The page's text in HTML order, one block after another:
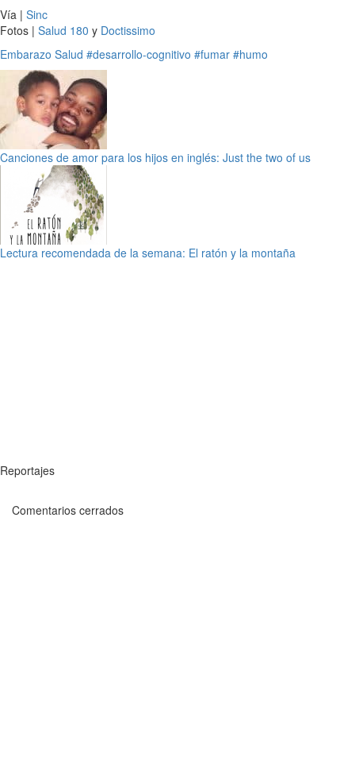
Vía | Sinc
Fotos | Salud 180 y Doctissimo
Embarazo Salud #desarrollo-cognitivo #fumar #humo
Canciones de amor para los hijos en inglés: Just the two of us
Lectura recomendada de la semana: El ratón y la montaña
Reportajes
Comentarios cerrados